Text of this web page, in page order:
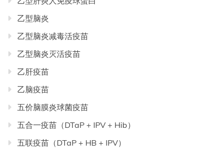
乙型脑炎
乙型脑炎减毒活疫苗
乙型脑炎灭活疫苗
乙肝疫苗
乙脑疫苗
五价脑膜炎球菌疫苗
五合一疫苗（DTaP + IPV + Hib）
五联疫苗（DTaP + HB + IPV）